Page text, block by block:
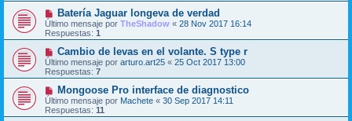
Batería Jaguar longeva de verdad
Último mensaje por TheShadow « 28 Nov 2017 16:14
Respuestas: 1
Cambio de levas en el volante. S type r
Último mensaje por arturo.art25 « 25 Oct 2017 13:00
Respuestas: 7
Mongoose Pro interface de diagnostico
Último mensaje por Machete « 30 Sep 2017 14:11
Respuestas: 11